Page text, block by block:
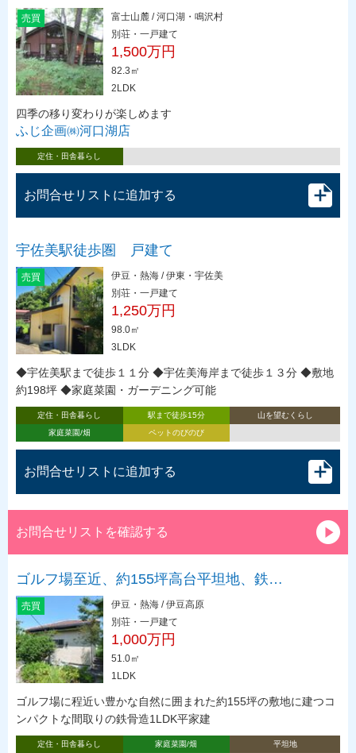
売買
富士山麓 / 河口湖・鳴沢村
別荘・一戸建て
1,500万円
82.3㎡
2LDK
四季の移り変わりが楽しめます
ふじ企画㈱河口湖店
定住・田舎暮らし
お問合せリストに追加する
宇佐美駅徒歩圏 戸建て
売買
伊豆・熱海 / 伊東・宇佐美
別荘・一戸建て
1,250万円
98.0㎡
3LDK
◆宇佐美駅まで徒歩１１分 ◆宇佐美海岸まで徒歩１３分 ◆敷地
約198坪 ◆家庭菜園・ガーデニング可能
定住・田舎暮らし 駅まで徒歩15分
山を望むくらし
家庭菜園/畑
ペットのびのび
お問合せリストに追加する
お問合せリストを確認する
ゴルフ場至近、約155坪高台平坦地、鉄…
売買
伊豆・熱海 / 伊豆高原
別荘・一戸建て
1,000万円
51.0㎡
1LDK
ゴルフ場に程近い豊かな自然に囲まれた約155坪の敷地に建つコ
ンパクトな間取りの鉄骨造1LDK平家建
定住・田舎暮らし 家庭菜園/畑
平坦地